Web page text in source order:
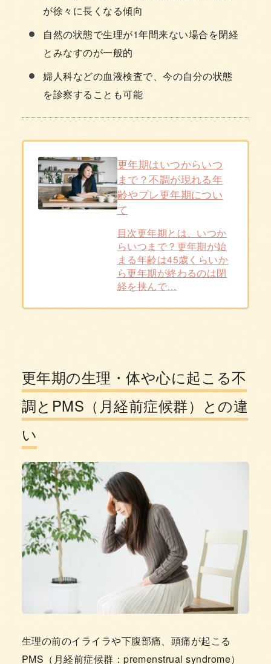
が徐々に長くなる傾向
自然の状態で生理が1年間来ない場合を閉経
とみなすのが一般的
婦人科などの血液検査で、今の自分の状態
を診察することも可能
更年期はいつからいつ
まで？不調が現れる年
齢やプレ更年期につい
て
目次更年期とは、いつか
らいつまで？更年期が始
まる年齢は45歳くらいか
ら更年期が終わるのは閉
経を挟んで…
更年期の生理・体や心に起こる不
調とPMS（月経前症候群）との違
い
生理の前のイライラや下腹部痛、頭痛が起こる
PMS（月経前症候群：premenstrual syndrome）